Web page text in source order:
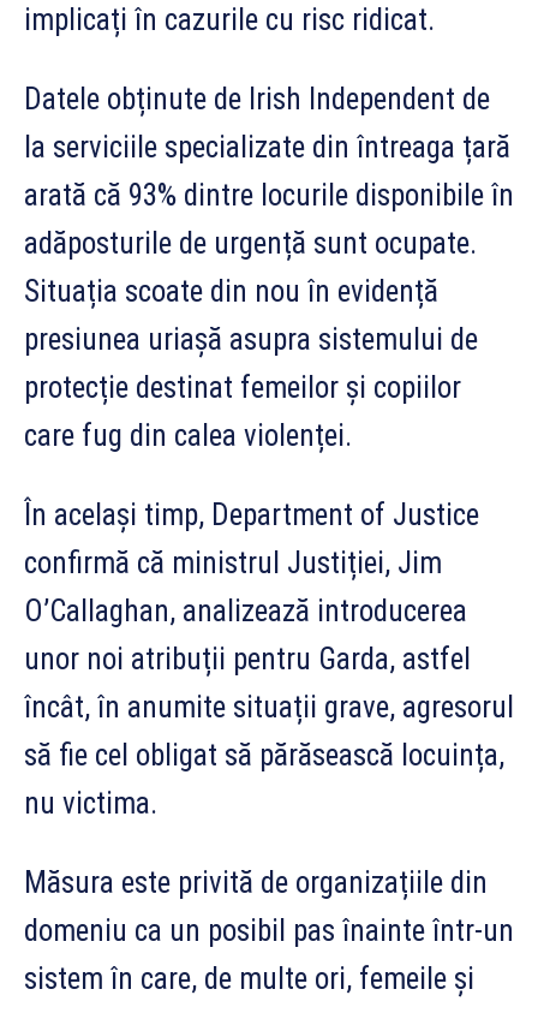
implicați în cazurile cu risc ridicat.
Datele obținute de Irish Independent de
la serviciile specializate din întreaga țară
arată că 93% dintre locurile disponibile în
adăposturile de urgență sunt ocupate.
Situația scoate din nou în evidență
presiunea uriașă asupra sistemului de
protecție destinat femeilor și copiilor
care fug din calea violenței.
În același timp, Department of Justice
confirmă că ministrul Justiției, Jim
O’Callaghan, analizează introducerea
unor noi atribuții pentru Garda, astfel
încât, în anumite situații grave, agresorul
să fie cel obligat să părăsească locuința,
nu victima.
Măsura este privită de organizațiile din
domeniu ca un posibil pas înainte într-un
sistem în care, de multe ori, femeile și